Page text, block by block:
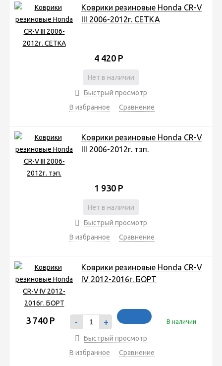
Коврики резиновые Honda CR-V
III 2006-2012г. СЕТКА
4 420 Р
Нет в наличии
Быстрый просмотр
В избранное
Сравнение
Коврики резиновые Honda CR-V
III 2006-2012г. тэп.
1 930 Р
Нет в наличии
Быстрый просмотр
В избранное
Сравнение
Коврики резиновые Honda CR-V
IV 2012-2016г. БОРТ
3 740 Р - + В наличии
Быстрый просмотр
В избранное
Сравнение